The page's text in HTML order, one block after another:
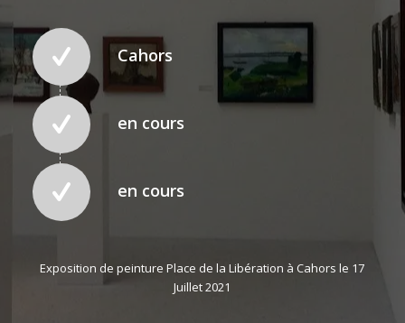
Cahors
en cours
en cours
Exposition de peinture Place de la Libération à Cahors le 17
Juillet 2021